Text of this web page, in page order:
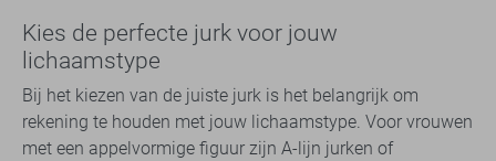
Kies de perfecte jurk voor jouw
lichaamstype
Bij het kiezen van de juiste jurk is het belangrijk om
rekening te houden met jouw lichaamstype. Voor vrouwen
met een appelvormige figuur zijn A-lijn jurken of